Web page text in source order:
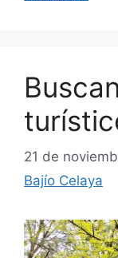
21 de
Bajío Celaya